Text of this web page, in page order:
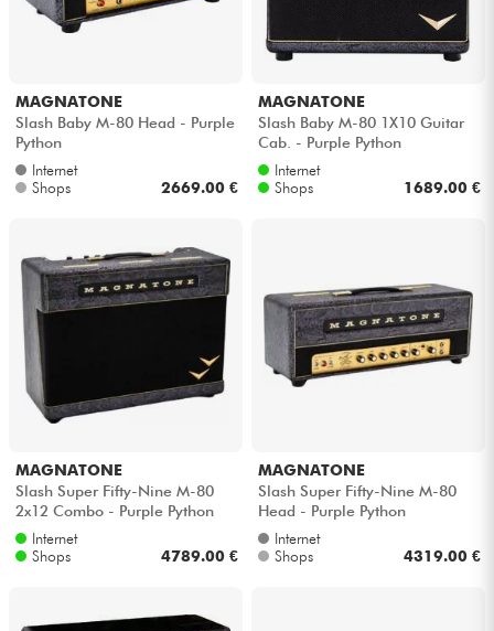
MAGNATONE
Slash Baby M-80 Head - Purple
Python
Internet
Shops
2669.00 €
MAGNATONE
Slash Baby M-80 1X10 Guitar
Cab. - Purple Python
Internet
Shops
1689.00 €
MAGNATONE
Slash Super Fifty-Nine M-80
2x12 Combo - Purple Python
Internet
Shops
4789.00 €
MAGNATONE
Slash Super Fifty-Nine M-80
Head - Purple Python
Internet
Shops
4319.00 €